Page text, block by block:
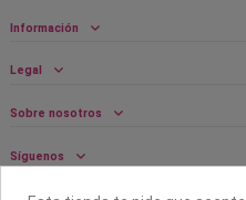
Información
Legal
Sobre nosotros
Síguenos